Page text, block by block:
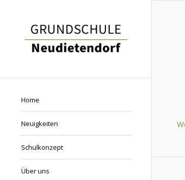
Home
Neuigkeiten
Schulkonzept
Über uns